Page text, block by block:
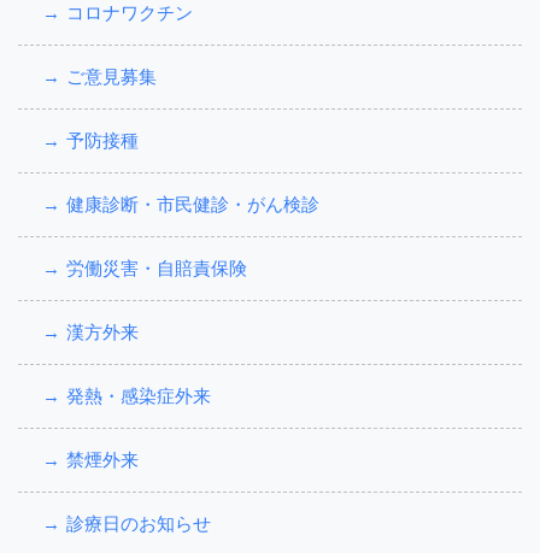
コロナワクチン
ご意見募集
予防接種
健康診断・市民健診・がん検診
労働災害・自賠責保険
漢方外来
発熱・感染症外来
禁煙外来
診療日のお知らせ